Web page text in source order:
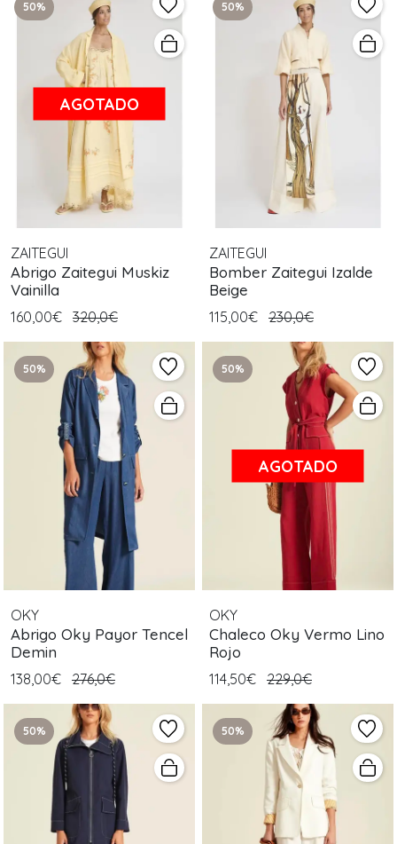
50%
AGOTADO
ZAITEGUI
Abrigo Zaitegui Muskiz
Vainilla
160,00€ 320,0€
50%
ZAITEGUI
Bomber Zaitegui Izalde
Beige
115,00€ 230,0€
50%
OKY
Abrigo Oky Payor Tencel
Demin
138,00€ 276,0€
50%
AGOTADO
OKY
Chaleco Oky Vermo Lino
Rojo
114,50€ 229,0€
50% 50%